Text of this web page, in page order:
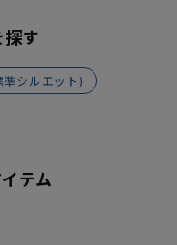
す
シルエット)
テム